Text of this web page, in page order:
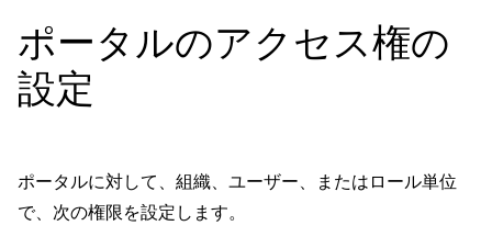
ポータルのアクセス権の
設定
ポータルに対して、組織、ユーザー、またはロール単位
で、次の権限を設定します。